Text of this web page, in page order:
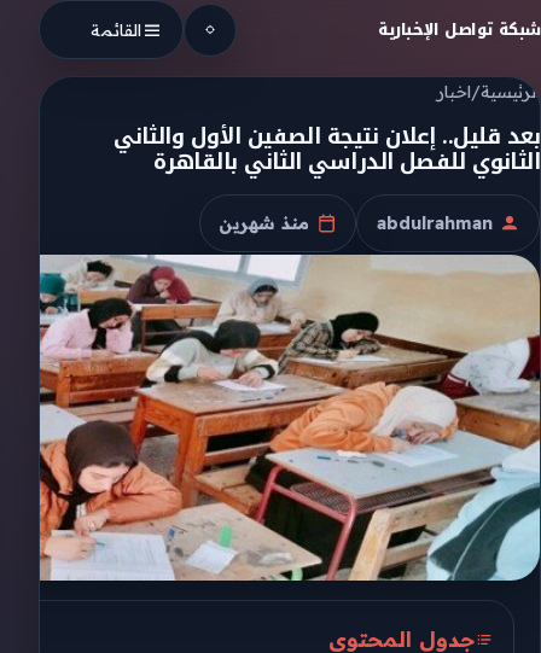
Skip to content
شبكة تواصل الإخبارية القائمة
الرئيسية/اخبار
بعد قليل.. إعلان نتيجة الصفين الأول والثاني
الثانوي للفصل الدراسي الثاني بالقاهرة
الكاتب
abdulrahman
تاريخ النشر
منذ شهرين
جدول المحتوى